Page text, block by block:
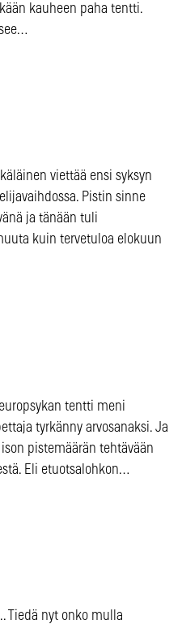
kauheen paha tentti.
viettää ensi syksyn
Pistin sinne
ja tänään tuli
kuin tervetuloa elokuun
tentti meni
tyrkänny arvosanaksi. Ja
pistemäärän tehtävään
Eli etuotsalohkon…
Tiedä nyt onko mulla